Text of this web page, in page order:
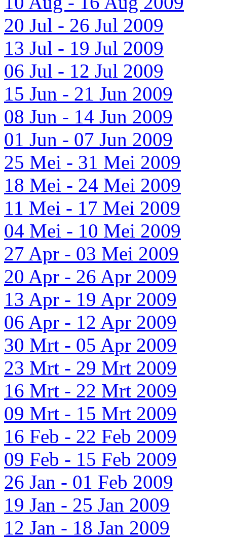
20 Jul - 26 Jul 2009
13 Jul - 19 Jul 2009
06 Jul - 12 Jul 2009
15 Jun - 21 Jun 2009
08 Jun - 14 Jun 2009
01 Jun - 07 Jun 2009
25 Mei - 31 Mei 2009
18 Mei - 24 Mei 2009
11 Mei - 17 Mei 2009
04 Mei - 10 Mei 2009
27 Apr - 03 Mei 2009
20 Apr - 26 Apr 2009
13 Apr - 19 Apr 2009
06 Apr - 12 Apr 2009
30 Mrt - 05 Apr 2009
23 Mrt - 29 Mrt 2009
16 Mrt - 22 Mrt 2009
09 Mrt - 15 Mrt 2009
16 Feb - 22 Feb 2009
09 Feb - 15 Feb 2009
26 Jan - 01 Feb 2009
19 Jan - 25 Jan 2009
12 Jan - 18 Jan 2009